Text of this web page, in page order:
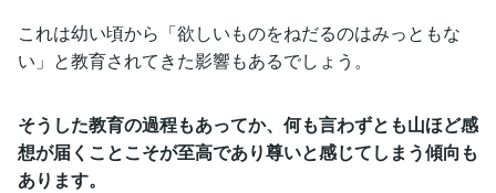
これは幼い頃から「欲しいものをねだるのはみっともな
い」と教育されてきた影響もあるでしょう。
そうした教育の過程もあってか、何も言わずとも山ほど感
想が届くことこそが至高であり尊いと感じてしまう傾向も
あります。